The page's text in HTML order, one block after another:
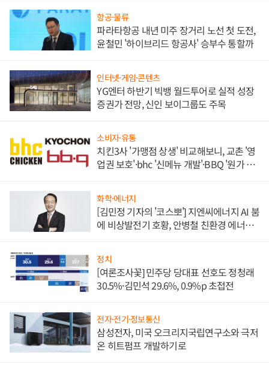
항공·물류
파라타항공 내년 미주 장거리 노선 첫 도전,
윤철민 '하이브리드 항공사' 승부수 통할까
인터넷·게임·콘텐츠
YG엔터 하반기 빅뱅 월드투어로 실적 성장
증권가 전망, 신인 보이그룹도 주목
소비자·유통
치킨3사 '가맹점 상생' 비교해보니, 교촌 '영
업권 보호'·bhc '신메뉴 개발'·BBQ '원가 부
화학·에너지
[김민정 기자의 '코스뽀'] 지엔씨에너지 AI 붐
에 비상발전기 호황, 안병철 친환경 에너지
정치
[여론조사꽃] 민주당 당대표 선호도 정청래
30.5%·김민석 29.6%, 0.9%p 초접전
전자·전기·정보통신
삼성전자, 미국 오크리지국립연구소와 극저
온 히트펌프 개발하기로